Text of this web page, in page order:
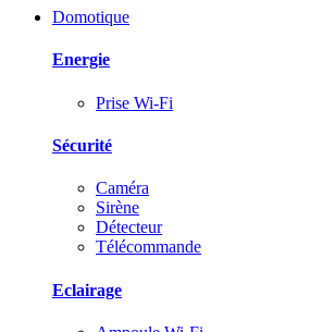
Domotique
Energie
Prise Wi-Fi
Sécurité
Caméra
Sirène
Détecteur
Télécommande
Eclairage